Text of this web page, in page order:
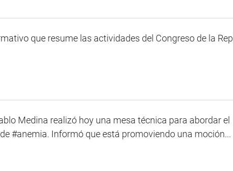
que resume las actividades del Congreso de la
Medina realizó hoy una mesa técnica para abordar el
#anemia. Informó que está promoviendo una moción...